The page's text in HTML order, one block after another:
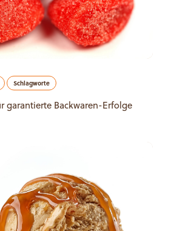
Schlagworte
garantierte Backwaren-Erfolge